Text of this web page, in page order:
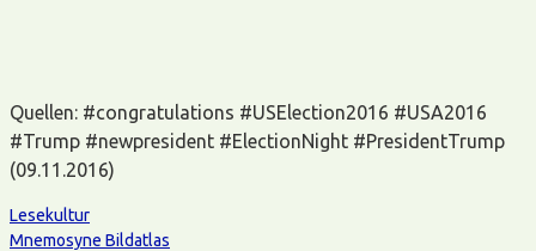
Quellen: #congratulations #USElection2016 #USA2016
#Trump #newpresident #ElectionNight #PresidentTrump
(09.11.2016)
Lesekultur
Mnemosyne Bildatlas